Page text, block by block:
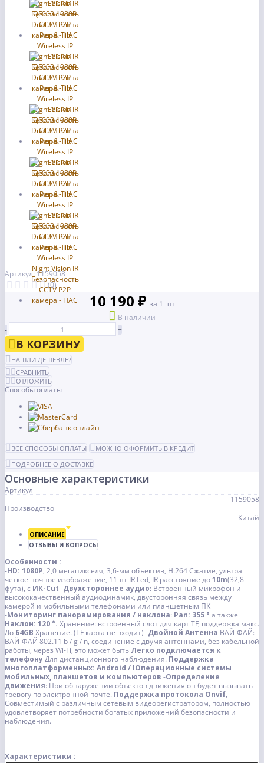
Артикул: 1159058
(0)
10 190 ₽ за 1 шт
В наличии
-
+
В КОРЗИНУ
НАШЛИ ДЕШЕВЛЕ?
СРАВНИТЬ
ОТЛОЖИТЬ
Способы оплаты
ВСЕ СПОСОБЫ ОПЛАТЫ
МОЖНО ОФОРМИТЬ В КРЕДИТ
ПОДРОБНЕЕ О ДОСТАВКЕ
Основные характеристики
Артикул
1159058
Производство
Китай
ОПИСАНИЕ
ОТЗЫВЫ И ВОПРОСЫ
Особенности :
-HD: 1080P, 2,0 мегапикселя, 3,6-мм объектив, H.264 Сжатие, ультра
четкое ночное изображение, 11шт IR Led, IR расстояние до10m(32,8
фута), с ИК-Cut -Двухстороннее аудио: Встроенный микрофон и
высококачественный аудиодинамик, двусторонняя связь между
камерой и мобильными телефонами или планшетным ПК
-Мониторинг панорамирования / наклона: Pan: 355 ° а также
Наклон: 120 °. Хранение: встроенный слот для карт TF, поддержка макс.
До 64GB Хранение. (TF карта не входит) -Двойной Антенна ВАЙ-ФАЙ:
ВАЙ-ФАЙ 802.11 b / g / n, соединение с двумя антеннами, без кабельной
работы, через Wi-Fi, это может быть Легко подключается к
телефонуДля дистанционного наблюдения. Поддержка
многоплатформенных: Android / IОперационные системы
мобильных, планшетов и компьютеров -Определение
движения: При обнаружении объектов движения он будет вызывать
тревогу по электронной почте. Поддержка протокола Onvif,
Совместимый с различным сетевым видеорегистратором, полностью
удовлетворяет потребности богатых приложений безопасности и
наблюдения.
Характеристики :